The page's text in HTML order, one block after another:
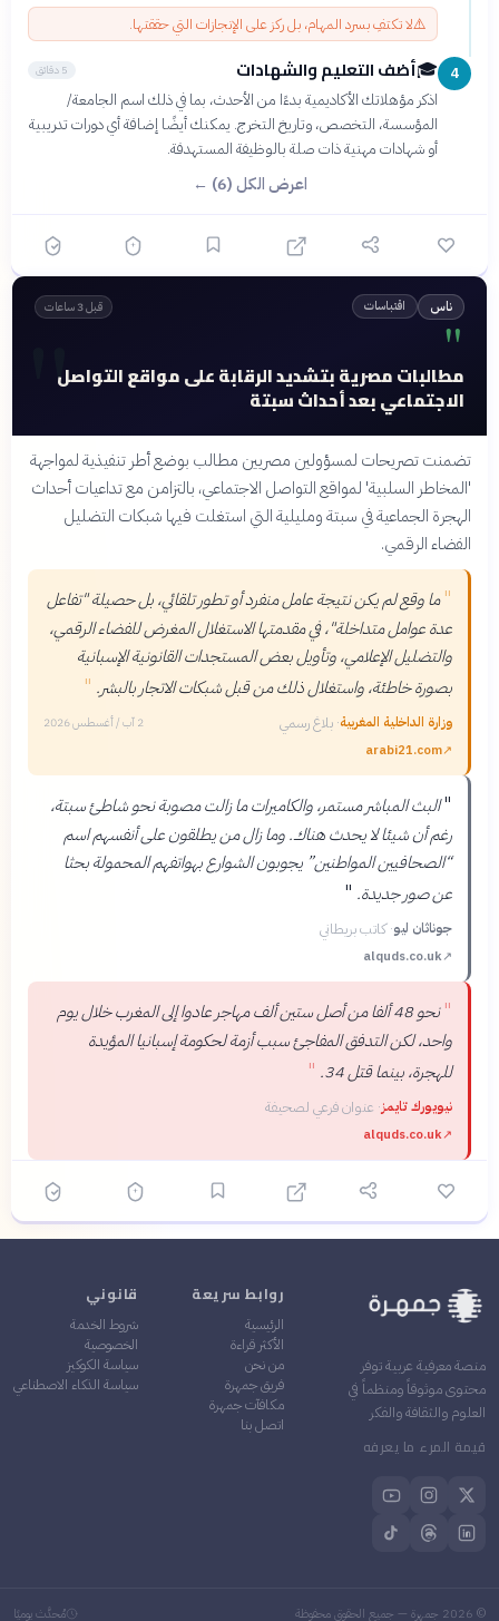
⚠️لا تكتفِ بسرد المهام، بل ركز على الإنجازات التي حققتها.
4
🎓أضف التعليم والشهادات 5 دقائق
اذكر مؤهلاتك الأكاديمية بدءًا من الأحدث، بما في ذلك اسم الجامعة/
المؤسسة، التخصص، وتاريخ التخرج. يمكنك أيضًا إضافة أي دورات تدريبية
أو شهادات مهنية ذات صلة بالوظيفة المستهدفة.
اعرض الكل (6) ←
" ناس اقتباسات قبل 3 ساعات
"
مطالبات مصرية بتشديد الرقابة على مواقع التواصل
الاجتماعي بعد أحداث سبتة
تضمنت تصريحات لمسؤولين مصريين مطالب بوضع أطر تنفيذية لمواجهة
'المخاطر السلبية' لمواقع التواصل الاجتماعي، بالتزامن مع تداعيات أحداث
الهجرة الجماعية في سبتة ومليلية التي استغلت فيها شبكات التضليل
الفضاء الرقمي.
" ما وقع لم يكن نتيجة عامل منفرد أو تطور تلقائي، بل حصيلة "تفاعل
عدة عوامل متداخلة"، في مقدمتها الاستغلال المغرض للفضاء الرقمي،
والتضليل الإعلامي، وتأويل بعض المستجدات القانونية الإسبانية
بصورة خاطئة، واستغلال ذلك من قبل شبكات الاتجار بالبشر. "
وزارة الداخلية المغربية· بلاغ رسمي 2 آب / أغسطس 2026
↗
arabi21.com
"البث المباشر مستمر، والكاميرات ما زالت مصوبة نحو شاطئ سبتة،
رغم أن شيئا لا يحدث هناك. وما زال من يطلقون على أنفسهم اسم
“الصحافيين المواطنين” يجوبون الشوارع بهواتفهم المحمولة بحثا
عن صور جديدة. "
جوناثان ليو·كاتب بريطاني
↗
alquds.co.uk
"
نحو 48 ألفا من أصل ستين ألف مهاجر عادوا إلى المغرب خلال يوم
واحد، لكن التدفق المفاجئ سبب أزمة لحكومة إسبانيا المؤيدة
للهجرة، بينما قتل 34.
"
نيويورك تايمز· عنوان فرعي لصحيفة
↗
alquds.co.uk
منصة معرفية عربية توفر
محتوى موثوقاً ومنظماً في
العلوم والثقافة والفكر
قيمة المرء ما يعرفه
روابط سريعة
الرئيسية
الأكثر قراءة
من نحن
فريق جمهرة
مكافآت جمهرة
اتصل بنا
قانوني
شروط الخدمة
الخصوصية
سياسة الكوكيز
سياسة الذكاء الاصطناعي
©
2026 جمهرة — جميع الحقوق محفوظة مُحدَّث يوميًا